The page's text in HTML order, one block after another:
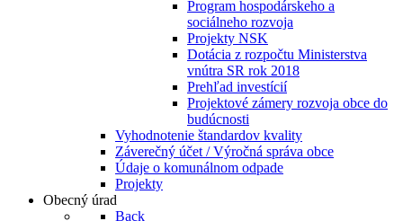
Program hospodárskeho a
sociálneho rozvoja
Projekty NSK
Dotácia z rozpočtu Ministerstva
vnútra SR rok 2018
Prehľad investícií
Projektové zámery rozvoja obce do
budúcnosti
Vyhodnotenie štandardov kvality
Záverečný účet / Výročná správa obce
Údaje o komunálnom odpade
Projekty
Obecný úrad
Back